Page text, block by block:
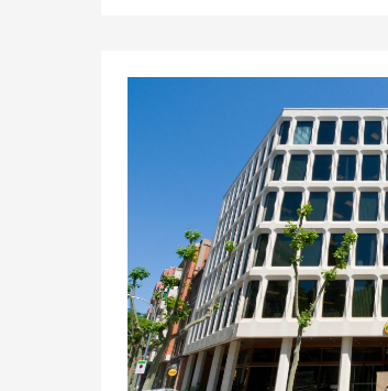
ARAG
HISTÓRICO
FACTURACIÓN
ESPAÑA
PORTUGAL
ROZANDO
LOS
219
MILLONES
EN
2025